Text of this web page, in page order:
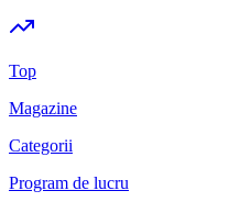
Top
Magazine
Categorii
Program de lucru